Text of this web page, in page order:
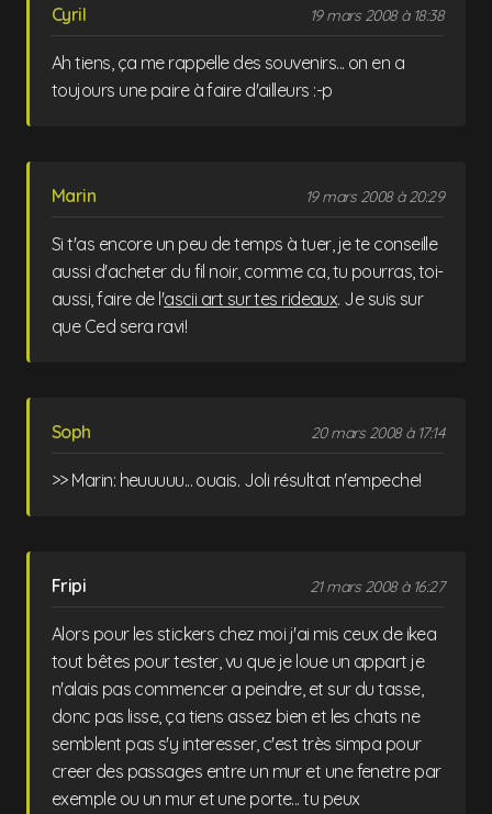
Cyril 19 mars 2008 à 18:38
Ah tiens, ça me rappelle des souvenirs... on en a
toujours une paire à faire d'ailleurs :-p
Marin 19 mars 2008 à 20:29
Si t'as encore un peu de temps à tuer, je te conseille
aussi d'acheter du fil noir, comme ca, tu pourras, toi-
aussi, faire de l'ascii art sur tes rideaux. Je suis sur
que Ced sera ravi!
Soph 20 mars 2008 à 17:14
>> Marin: heuuuuu... ouais. Joli résultat n'empeche!
Fripi 21 mars 2008 à 16:27
Alors pour les stickers chez moi j'ai mis ceux de ikea
tout bêtes pour tester, vu que je loue un appart je
n'alais pas commencer a peindre, et sur du tasse,
donc pas lisse, ça tiens assez bien et les chats ne
semblent pas s'y interesser, c'est très simpa pour
creer des passages entre un mur et une fenetre par
exemple ou un mur et une porte... tu peux